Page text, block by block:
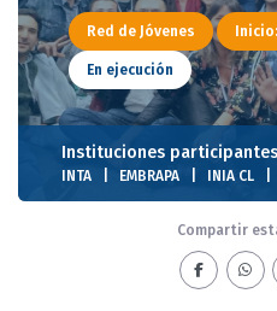
Red de Jóvenes
En ejecución
Instituciones
INTA EMBRAPA INIA CL
Compartir